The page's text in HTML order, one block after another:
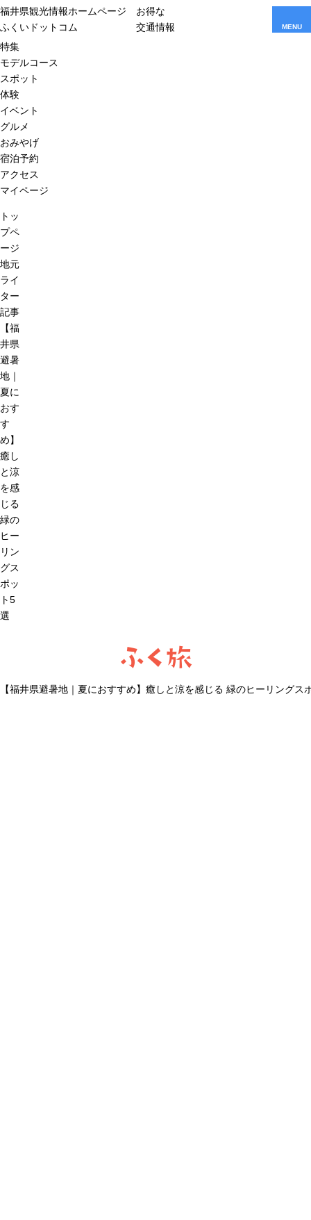
福井県観光情報ホームページ
ふくいドットコム
お得な
交通情報
MENU
特集
モデルコース
スポット
体験
イベント
グルメ
おみやげ
宿泊予約
アクセス
マイページ
トッ
プペ
ージ
地元
ライ
ター
記事
【福
井県
避暑
地｜
夏に
おす
す
め】
癒し
と涼
を感
じる
緑の
ヒー
リン
グス
ポッ
ト5
選
ふく旅
【福井県避暑地｜夏におすすめ】癒しと涼を感じる 緑のヒーリングス